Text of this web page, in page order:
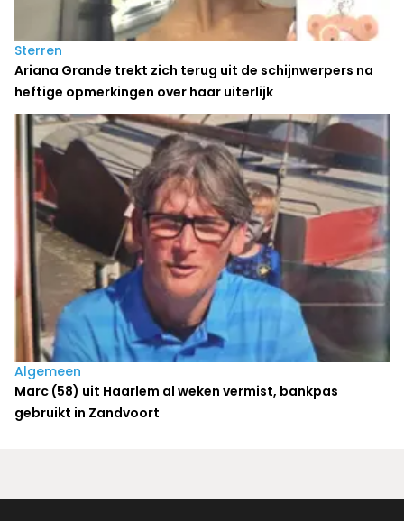
Sterren
Ariana Grande trekt zich terug uit de schijnwerpers na
heftige opmerkingen over haar uiterlijk
Algemeen
Marc (58) uit Haarlem al weken vermist, bankpas
gebruikt in Zandvoort